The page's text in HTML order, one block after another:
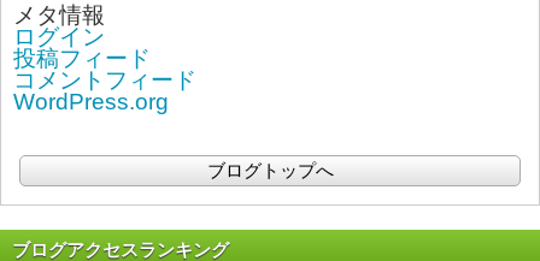
メタ情報
ログイン
投稿フィード
コメントフィード
WordPress.org
ブログトップへ
ブログアクセスランキング